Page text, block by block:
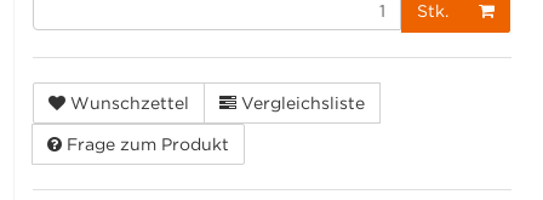
Stk.
Wunschzettel Vergleichsliste
Frage zum Produkt